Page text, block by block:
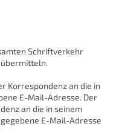
Schriftverkehr
Korrespondenz an die in
E-Mail-Adresse. Der
an die in seinem
E-Mail-Adresse